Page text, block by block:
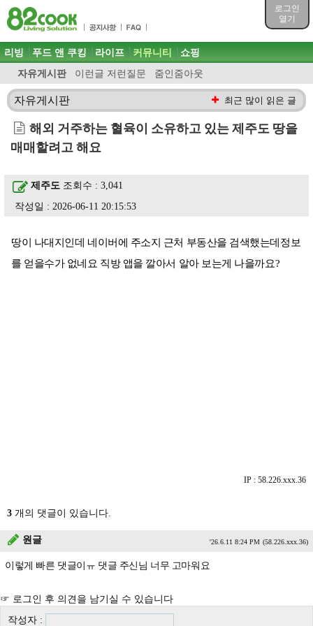
로그인
열기
목차
주메뉴 바로가기
컨텐츠 바로가기
검색 바로가기
로그인 바로가기
주메뉴
리빙 푸드 앤 쿠킹 라이프 커뮤니티
자유게시판 이런글 저런질문 줌인줌아웃
쇼핑
자유게시판 최근 많이 읽은 글
해외 거주하는 혈육이 소유하고 있는 제주도 땅을
매매할려고 해요
제주도 조회수 : 3,041
작성일 : 2026-06-11 20:15:53
땅이 나대지인데 네이버에 주소지 근처 부동산을 검색했는데정보
를 얻을수가 없네요 직방 앱을 깔아서 알아 보는게 나을까요?
IP : 58.226.xxx.36
3 개의 댓글이 있습니다.
원글 '26.6.11 8:24 PM (58.226.xxx.36)
이렇게 빠른 댓글이ㅠ 댓글 주신님 너무 고마워요
☞ 로그인 후 의견을 남기실 수 있습니다
작성자 :